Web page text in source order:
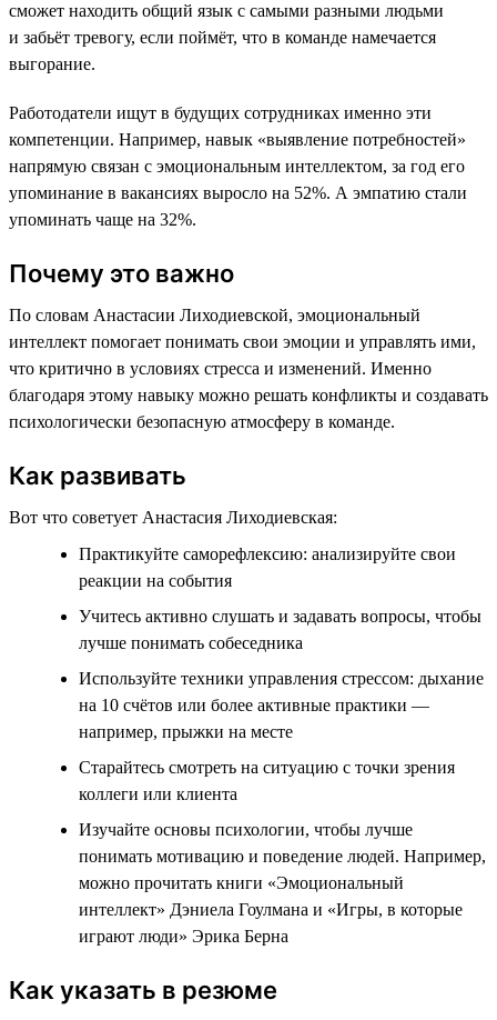
сможет находить общий язык с самыми разными людьми
и забьёт тревогу, если поймёт, что в команде намечается
выгорание.
Работодатели ищут в будущих сотрудниках именно эти
компетенции. Например, навык «выявление потребностей»
напрямую связан с эмоциональным интеллектом, за год его
упоминание в вакансиях выросло на 52%. А эмпатию стали
упоминать чаще на 32%.
Почему это важно
По словам Анастасии Лиходиевской, эмоциональный
интеллект помогает понимать свои эмоции и управлять ими,
что критично в условиях стресса и изменений. Именно
благодаря этому навыку можно решать конфликты и создавать
психологически безопасную атмосферу в команде.
Как развивать
Вот что советует Анастасия Лиходиевская:
Практикуйте саморефлексию: анализируйте свои
реакции на события
Учитесь активно слушать и задавать вопросы, чтобы
лучше понимать собеседника
Используйте техники управления стрессом: дыхание
на 10 счётов или более активные практики —
например, прыжки на месте
Старайтесь смотреть на ситуацию с точки зрения
коллеги или клиента
Изучайте основы психологии, чтобы лучше
понимать мотивацию и поведение людей. Например,
можно прочитать книги «Эмоциональный
интеллект» Дэниела Гоулмана и «Игры, в которые
играют люди» Эрика Берна
Как указать в резюме